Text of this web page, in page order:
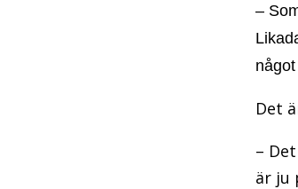
–
Det
–
är ju